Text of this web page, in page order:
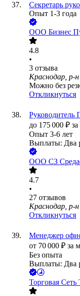
Секретарь
Опыт 1-3 года
ООО Бизнес
4.8
•
3 отзыва
Краснодар, р-
Можно без
Откликнуться
до 175 000 ₽
Опыт 3-6 лет
Выплаты: Два
ООО СЗ
4.7
•
27 отзывов
Краснодар, р-
Откликнуться
Менеджер
от 70 000 ₽ за
Без опыта
Выплаты: Два
Торговая